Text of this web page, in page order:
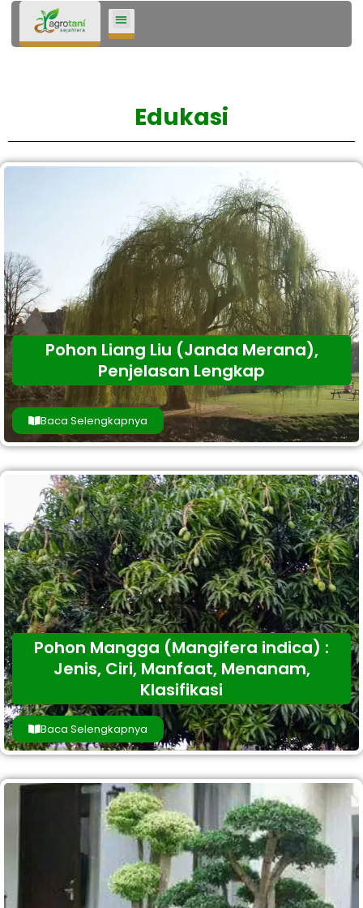
Lompat
Edukasi
Pohon Liang Liu (Janda Merana),
Penjelasan Lengkap
Baca Selengkapnya
Pohon Mangga (Mangifera indica) :
Jenis, Ciri, Manfaat, Menanam,
Klasifikasi
Baca Selengkapnya